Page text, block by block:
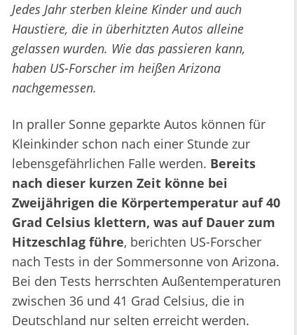
Jedes Jahr sterben kleine Kinder und auch
Haustiere, die in überhitzten Autos alleine
gelassen wurden. Wie das passieren kann,
haben US-Forscher im heißen Arizona
nachgemessen.
In praller Sonne geparkte Autos können für
Kleinkinder schon nach einer Stunde zur
lebensgefährlichen Falle werden. Bereits
nach dieser kurzen Zeit könne bei
Zweijährigen die Körpertemperatur auf 40
Grad Celsius klettern, was auf Dauer zum
Hitzeschlag führe, berichten US-Forscher
nach Tests in der Sommersonne von Arizona.
Bei den Tests herrschten Außentemperaturen
zwischen 36 und 41 Grad Celsius, die in
Deutschland nur selten erreicht werden.